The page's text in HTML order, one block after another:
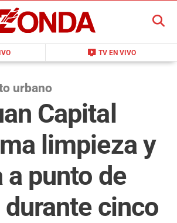
live_tv TV EN VIVO
BUSCAR
urbano
Capital
limpieza y
a punto de
cinco